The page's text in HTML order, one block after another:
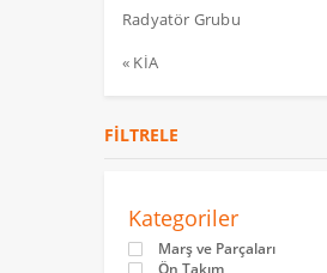
Radyatör Grubu
« KİA
FILTRELE
Kategoriler
Marş ve Parçaları
Ön Takım